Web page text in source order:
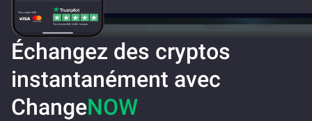
Échangez des cryptos
instantanément avec
ChangeNOW